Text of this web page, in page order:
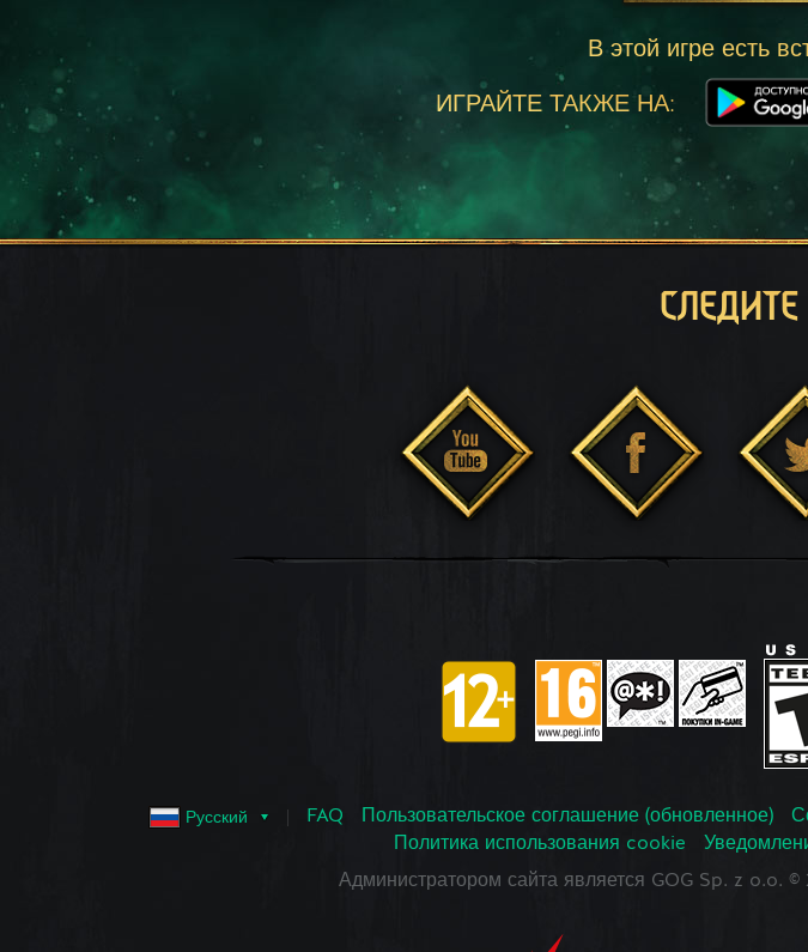
В этой игре есть
ИГРАЙТЕ ТАКЖЕ НА:
Русский FAQ Пользовательское соглашение (обновленное)
Политика использования cookie
Администратором сайта является GOG Sp. z